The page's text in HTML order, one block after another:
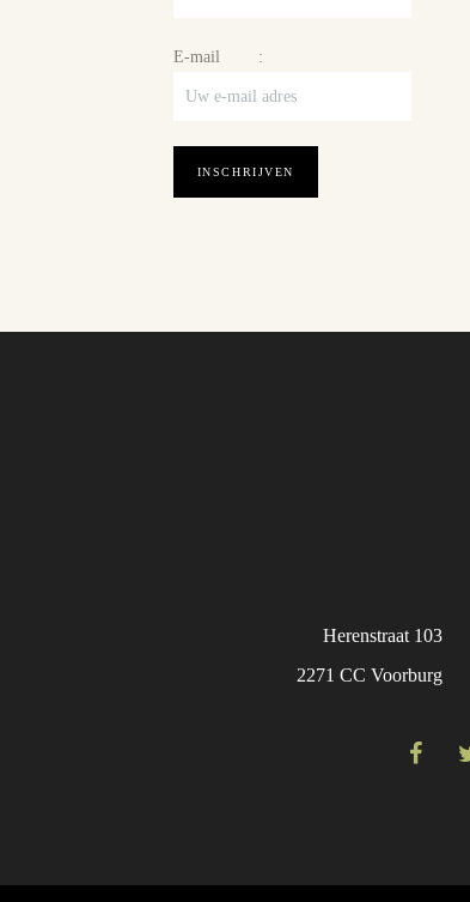
E-mail :
Herenstraat 103
2271 CC Voorburg